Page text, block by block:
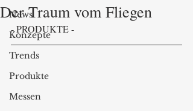
News
Konzepte
Trends
Produkte
Messen
Der Traum vom Fliegen
- PRODUKTE -